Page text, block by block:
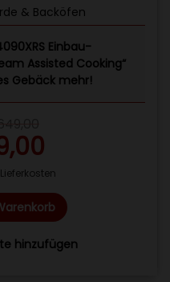
& Backöfen
Einbau-
Assisted Cooking“
Gebäck mehr!
hinzufügen